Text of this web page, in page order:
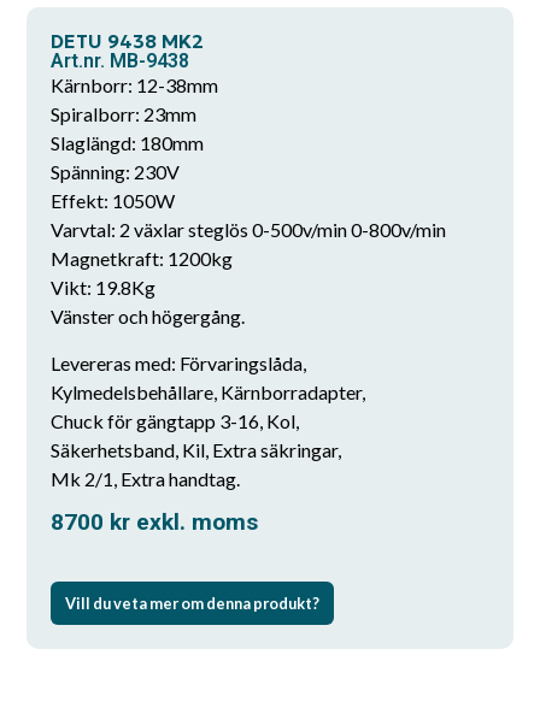
DETU 9438 MK2
Art.nr. MB-9438
Kärnborr: 12-38mm
Spiralborr: 23mm
Slaglängd: 180mm
Spänning: 230V
Effekt: 1050W
Varvtal: 2 växlar steglös 0-500v/min 0-800v/min
Magnetkraft: 1200kg
Vikt: 19.8Kg
Vänster och högergång.
Levereras med: Förvaringslåda,
Kylmedelsbehållare, Kärnborradapter,
Chuck för gängtapp 3-16, Kol,
Säkerhetsband, Kil, Extra säkringar,
Mk 2/1, Extra handtag.
8700 kr exkl. moms
Vill du veta mer om denna produkt?